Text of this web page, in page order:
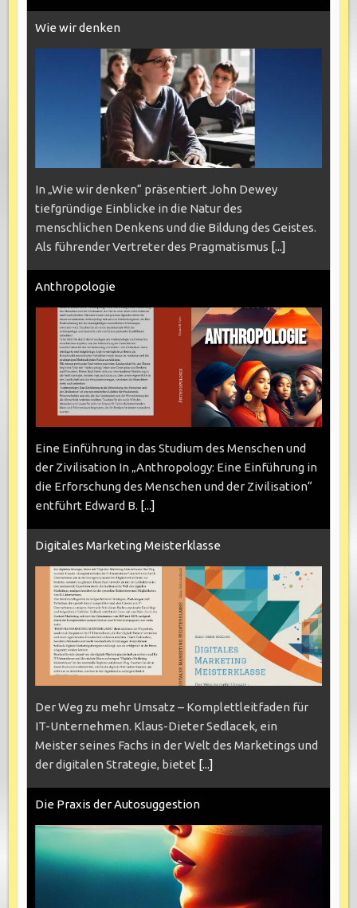
Wie wir denken
In „Wie wir denken“ präsentiert John Dewey
tiefgründige Einblicke in die Natur des
menschlichen Denkens und die Bildung des Geistes.
Als führender Vertreter des Pragmatismus [...]
Anthropologie
Eine Einführung in das Studium des Menschen und
der Zivilisation In „Anthropology: Eine Einführung in
die Erforschung des Menschen und der Zivilisation“
entführt Edward B. [...]
Digitales Marketing Meisterklasse
Der Weg zu mehr Umsatz – Komplettleitfaden für
IT-Unternehmen. Klaus-Dieter Sedlacek, ein
Meister seines Fachs in der Welt des Marketings und
der digitalen Strategie, bietet [...]
Die Praxis der Autosuggestion